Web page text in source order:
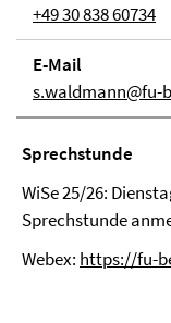
+49 30 838 60734
E-Mail
s.waldmann@fu-
Sprechstunde
WiSe 25/26:
Sprechstunde
Webex: https://fu-